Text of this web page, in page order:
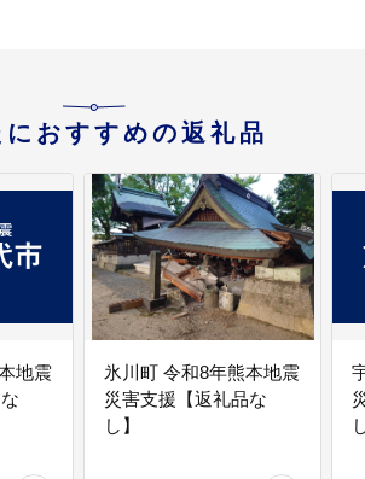
におすすめの返礼品
地震
氷川町 令和8年熊本地震
災害支援【返礼品な
し】